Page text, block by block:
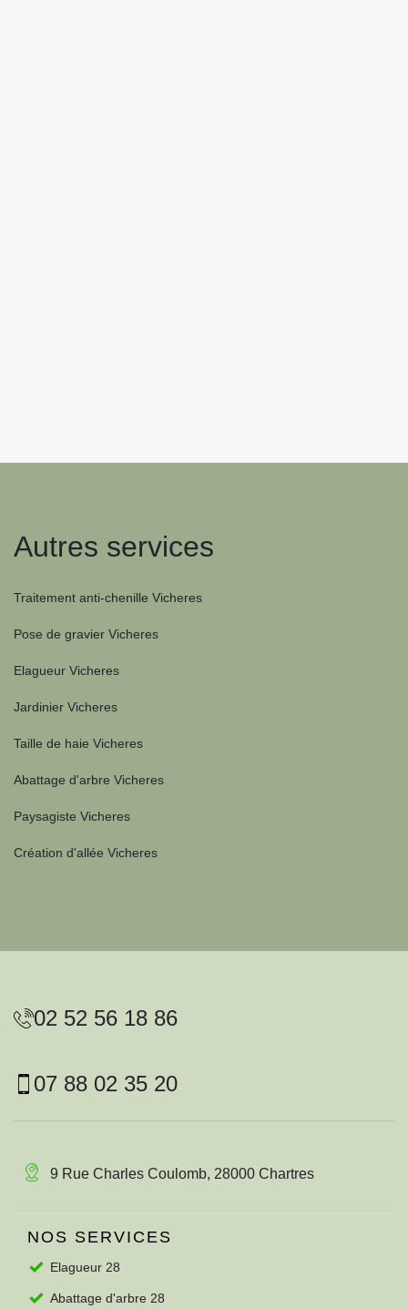
Autres services
Traitement anti-chenille Vicheres
Pose de gravier Vicheres
Elagueur Vicheres
Jardinier Vicheres
Taille de haie Vicheres
Abattage d'arbre Vicheres
Paysagiste Vicheres
Création d'allée Vicheres
02 52 56 18 86
07 88 02 35 20
9 Rue Charles Coulomb, 28000 Chartres
NOS SERVICES
Elagueur 28
Abattage d'arbre 28